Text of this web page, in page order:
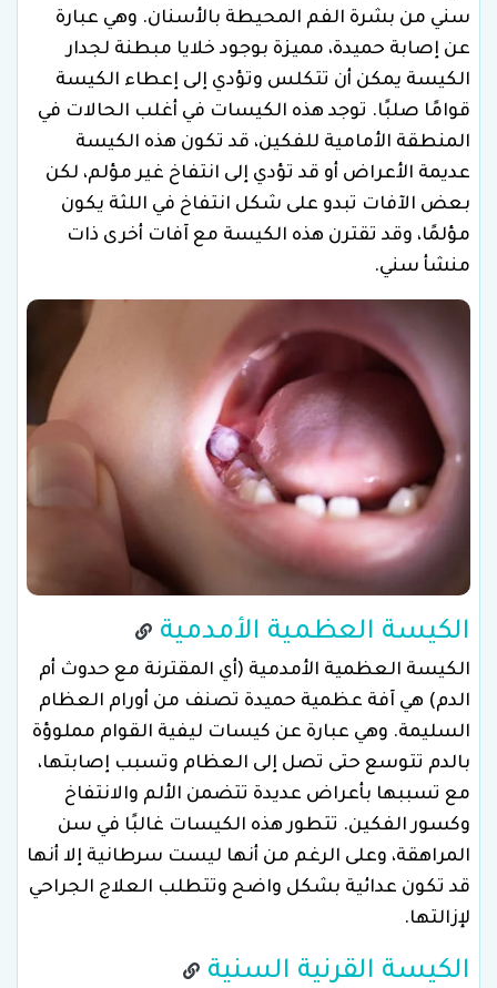
سني من بشرة الفم المحيطة بالأسنان. وهي عبارة
عن إصابة حميدة، مميزة بوجود خلايا مبطنة لجدار
الكيسة يمكن أن تتكلس وتؤدي إلى إعطاء الكيسة
قوامًا صلبًا. توجد هذه الكيسات في أغلب الحالات في
المنطقة الأمامية للفكين، قد تكون هذه الكيسة
عديمة الأعراض أو قد تؤدي إلى انتفاخ غير مؤلم، لكن
بعض الآفات تبدو على شكل انتفاخ في اللثة يكون
مؤلمًا، وقد تقترن هذه الكيسة مع آفات أخرى ذات
منشأ سني.
الكيسة العظمية الأمدمية
الكيسة العظمية الأمدمية (أي المقترنة مع حدوث أم
الدم) هي آفة عظمية حميدة تصنف من أورام العظام
السليمة. وهي عبارة عن كيسات ليفية القوام مملوؤة
بالدم تتوسع حتى تصل إلى العظام وتسبب إصابتها،
مع تسببها بأعراض عديدة تتضمن الألم والانتفاخ
وكسور الفكين. تتطور هذه الكيسات غالبًا في سن
المراهقة، وعلى الرغم من أنها ليست سرطانية إلا أنها
قد تكون عدائية بشكل واضح وتتطلب العلاج الجراحي
لإزالتها.
الكيسة القرنية السنية